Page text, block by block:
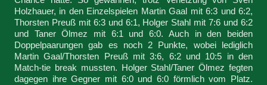
Holzhauer, in den Einzelspielen Martin Gaal mit 6:3 und 6:2,
Thorsten Preuß mit 6:3 und 6:1, Holger Stahl mit 7:6 und 6:2
und Taner Ölmez mit 6:1 und 6:0. Auch in den beiden
Doppelpaarungen gab es noch 2 Punkte, wobei lediglich
Martin Gaal/Thorsten Preuß mit 3:6, 6:2 und 10:5 in den
Match-tie break mussten. Holger Stahl/Taner Ölmez fegten
dagegen ihre Gegner mit 6:0 und 6:0 förmlich vom Platz.